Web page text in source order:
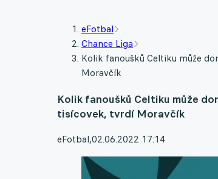
eFotbal
Chance Liga
Kolik fanoušků Celtiku může
Moravčík
Kolik fanoušků Celtiku může
tisícovek, tvrdí Moravčík
eFotbal,02.06.2022 17:14